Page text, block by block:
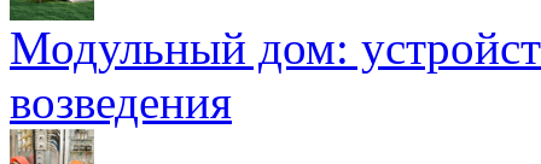
Модульный дом:
возведения